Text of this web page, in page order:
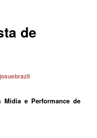
de
josuebrazil
Mídia e Performance de